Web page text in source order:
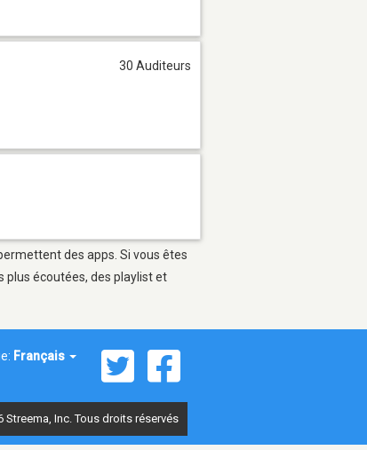
30 Auditeurs
des apps. Si vous êtes
plus écoutées, des playlist et
Français
Streema, Inc. Tous droits réservés